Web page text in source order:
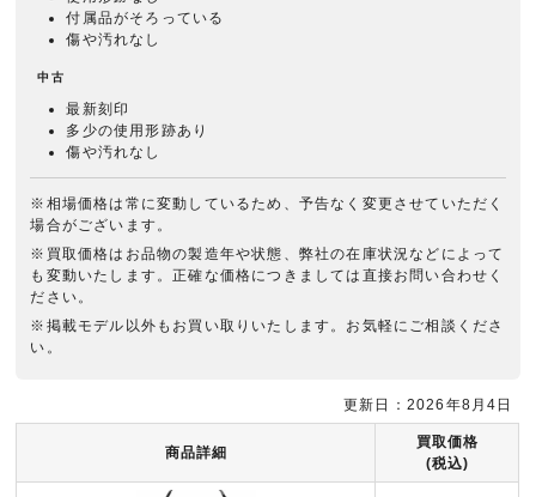
付属品がそろっている
傷や汚れなし
中古
最新刻印
多少の使用形跡あり
傷や汚れなし
※相場価格は常に変動しているため、予告なく変更させていただく
場合がございます。
※買取価格はお品物の製造年や状態、弊社の在庫状況などによって
も変動いたします。正確な価格につきましては直接お問い合わせく
ださい。
※掲載モデル以外もお買い取りいたします。お気軽にご相談くださ
い。
商品詳細
買取価格
(税込)
更新日：2026年8月4日